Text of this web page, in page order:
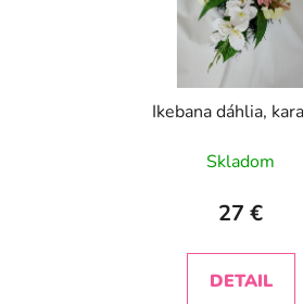
Ikebana dáhlia,
Skladom
27 €
DETAIL